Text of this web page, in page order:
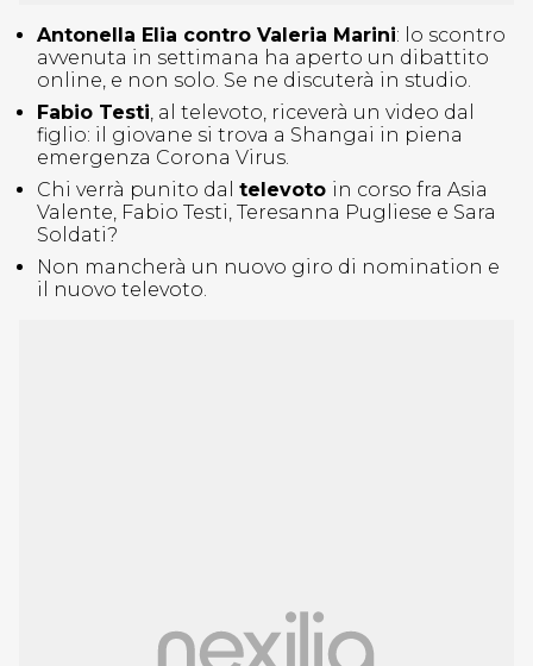
Antonella Elia contro Valeria Marini: lo scontro
avvenuta in settimana ha aperto un dibattito
online, e non solo. Se ne discuterà in studio.
Fabio Testi, al televoto, riceverà un video dal
figlio: il giovane si trova a Shangai in piena
emergenza Corona Virus.
Chi verrà punito dal televoto in corso fra Asia
Valente, Fabio Testi, Teresanna Pugliese e Sara
Soldati?
Non mancherà un nuovo giro di nomination e
il nuovo televoto.